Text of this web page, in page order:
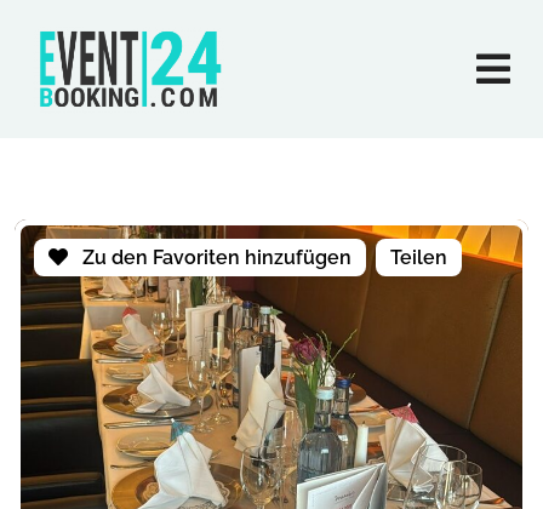
Zu den Favoriten hinzufügen Teilen